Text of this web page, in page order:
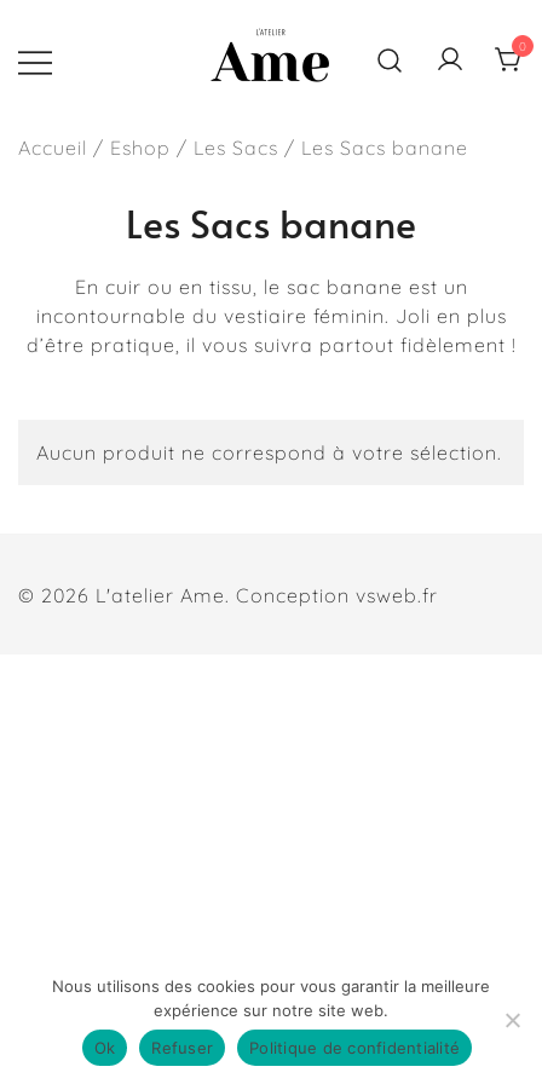
Bonne nouvelle : les frais de port sont offerts pour
toutes les commandes ♥︎Ignorer
content
faits main en France
0
Accueil / Eshop / Les Sacs / Les Sacs banane
Les Sacs banane
En cuir ou en tissu, le sac banane est un
incontournable du vestiaire féminin. Joli en plus
d’être pratique, il vous suivra partout fidèlement !
Aucun produit ne correspond à votre sélection.
© 2026 L'atelier Ame. Conception vsweb.fr
Nous utilisons des cookies pour vous garantir la meilleure
expérience sur notre site web.
Ok
Refuser Politique de confidentialité